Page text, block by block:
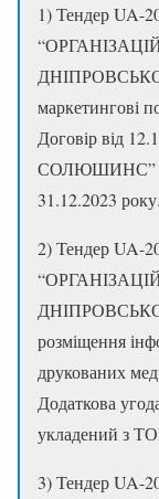
1) Тендер UA-
маркетингові
Договір від
СОЛЮШИНС”
31.12.2023 року.
2) Тендер UA-
розміщення
друкованих
Додаткова
укладений з
3) Тендер UA-